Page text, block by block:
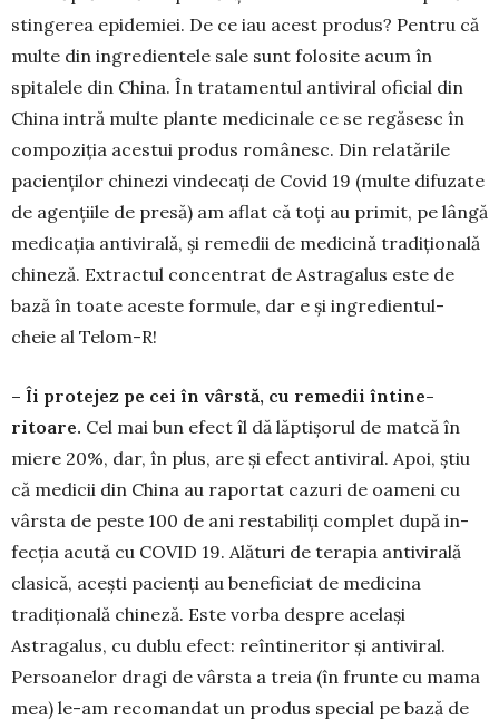
stingerea epidemiei. De ce iau acest produs? Pentru că
multe din ingredientele sale sunt folosite acum în
spitalele din China. În tratamentul antiviral oficial din
China intră multe plante medicinale ce se regăsesc în
compoziția acestui produs românesc. Din relatările
pacienților chinezi vindecați de Covid 19 (multe difu­zate
de agențiile de presă) am aflat că toți au primit, pe lângă
medicația antivirală, și remedii de medicină tradițională
chineză. Ex­tractul concentrat de As­tragalus este de
bază în toate aceste for­mule, dar e și ingre­dien­tul-
cheie al Telom-R!
– Îi protejez pe cei în vârstă, cu remedii întine­
ritoare. Cel mai bun efect îl dă lăptișorul de matcă în
miere 20%, dar, în plus, are și efect antiviral. Apoi, știu
că medicii din China au ra­portat cazuri de oameni cu
vârsta de peste 100 de ani restabiliți complet după in­
fecția acută cu COVID 19. Alături de terapia antivirală
clasică, acești pacienți au beneficiat de medicina
tradițională chineză. Este vorba despre același
Astragalus, cu dublu efect: reîntineritor și antiviral.
Persoanelor dragi de vârsta a treia (în frunte cu mama
mea) le-am recomandat un produs special pe bază de